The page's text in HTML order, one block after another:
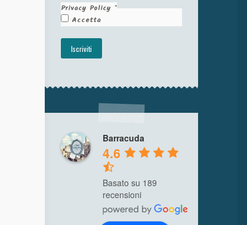
Privacy Policy *
Accetta
Barracuda
4.6
Basato su 189
recensioni